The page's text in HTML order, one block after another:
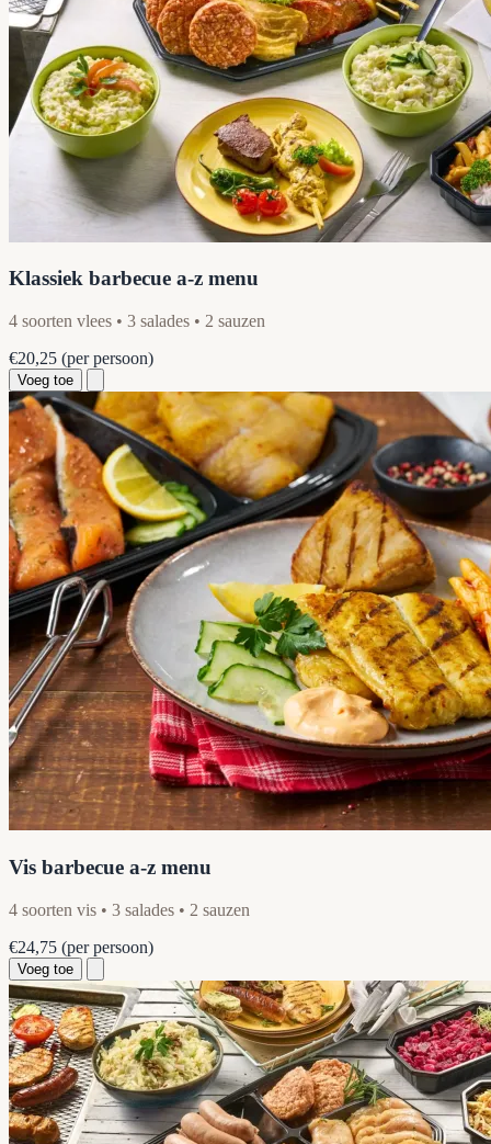
Klassiek barbecue a-z menu
4 soorten vlees • 3 salades • 2 sauzen
€20,25 (per persoon)
Voeg toe
Vis barbecue a-z menu
4 soorten vis • 3 salades • 2 sauzen
€24,75 (per persoon)
Voeg toe